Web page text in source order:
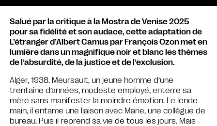
Salué par la critique à la Mostra de Venise 2025
pour sa fidélité et son audace, cette adaptation de
L’étranger d’Albert Camus par François Ozon met en
lumière dans un magnifique noir et blanc les thèmes
de l’absurdité, de la justice et de l’exclusion.
Alger, 1938. Meursault, un jeune homme d’une
trentaine d’années, modeste employé, enterre sa
mère sans manifester la moindre émotion. Le lende
main, il entame une liaison avec Marie, une collègue de
bureau. Puis il reprend sa vie de tous les jours. Mais